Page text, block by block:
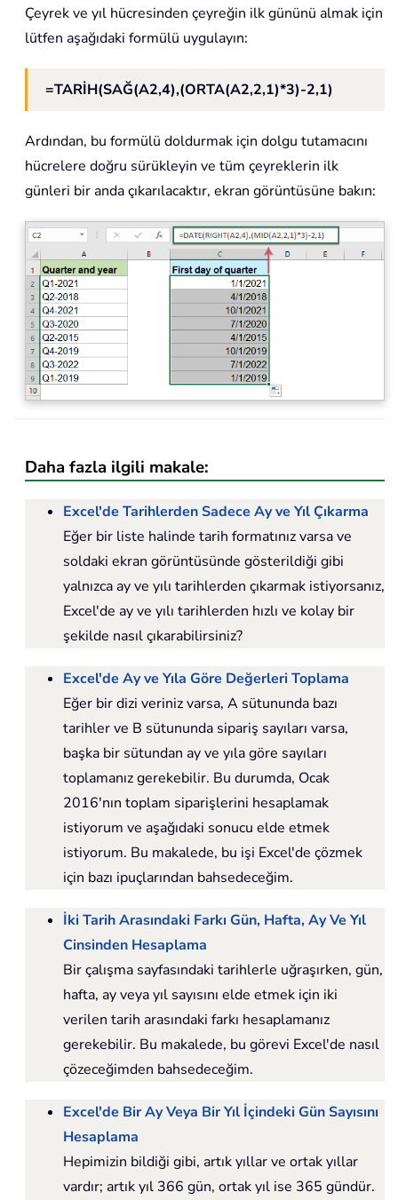
Çeyrek ve yıl hücresinden çeyreğin ilk gününü almak için
lütfen aşağıdaki formülü uygulayın:
=TARİH(SAĞ(A2,4),(ORTA(A2,2,1)*3)-2,1)
Ardından, bu formülü doldurmak için dolgu tutamacını
hücrelere doğru sürükleyin ve tüm çeyreklerin ilk
günleri bir anda çıkarılacaktır, ekran görüntüsüne bakın:
Daha fazla ilgili makale:
Excel'de Tarihlerden Sadece Ay ve Yıl Çıkarma
Eğer bir liste halinde tarih formatınız varsa ve
soldaki ekran görüntüsünde gösterildiği gibi
yalnızca ay ve yılı tarihlerden çıkarmak istiyorsanız,
Excel'de ay ve yılı tarihlerden hızlı ve kolay bir
şekilde nasıl çıkarabilirsiniz?
Excel'de Ay ve Yıla Göre Değerleri Toplama
Eğer bir dizi veriniz varsa, A sütununda bazı
tarihler ve B sütununda sipariş sayıları varsa,
başka bir sütundan ay ve yıla göre sayıları
toplamanız gerekebilir. Bu durumda, Ocak
2016'nın toplam siparişlerini hesaplamak
istiyorum ve aşağıdaki sonucu elde etmek
istiyorum. Bu makalede, bu işi Excel'de çözmek
için bazı ipuçlarından bahsedeceğim.
İki Tarih Arasındaki Farkı Gün, Hafta, Ay Ve Yıl
Cinsinden Hesaplama
Bir çalışma sayfasındaki tarihlerle uğraşırken, gün,
hafta, ay veya yıl sayısını elde etmek için iki
verilen tarih arasındaki farkı hesaplamanız
gerekebilir. Bu makalede, bu görevi Excel'de nasıl
çözeceğimden bahsedeceğim.
Excel'de Bir Ay Veya Bir Yıl İçindeki Gün Sayısını
Hesaplama
Hepimizin bildiği gibi, artık yıllar ve ortak yıllar
vardır; artık yıl 366 gün, ortak yıl ise 365 gündür.